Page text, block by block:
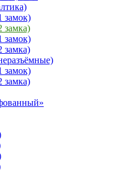
замок)
замка)
замок)
замка)
замок)
замка)